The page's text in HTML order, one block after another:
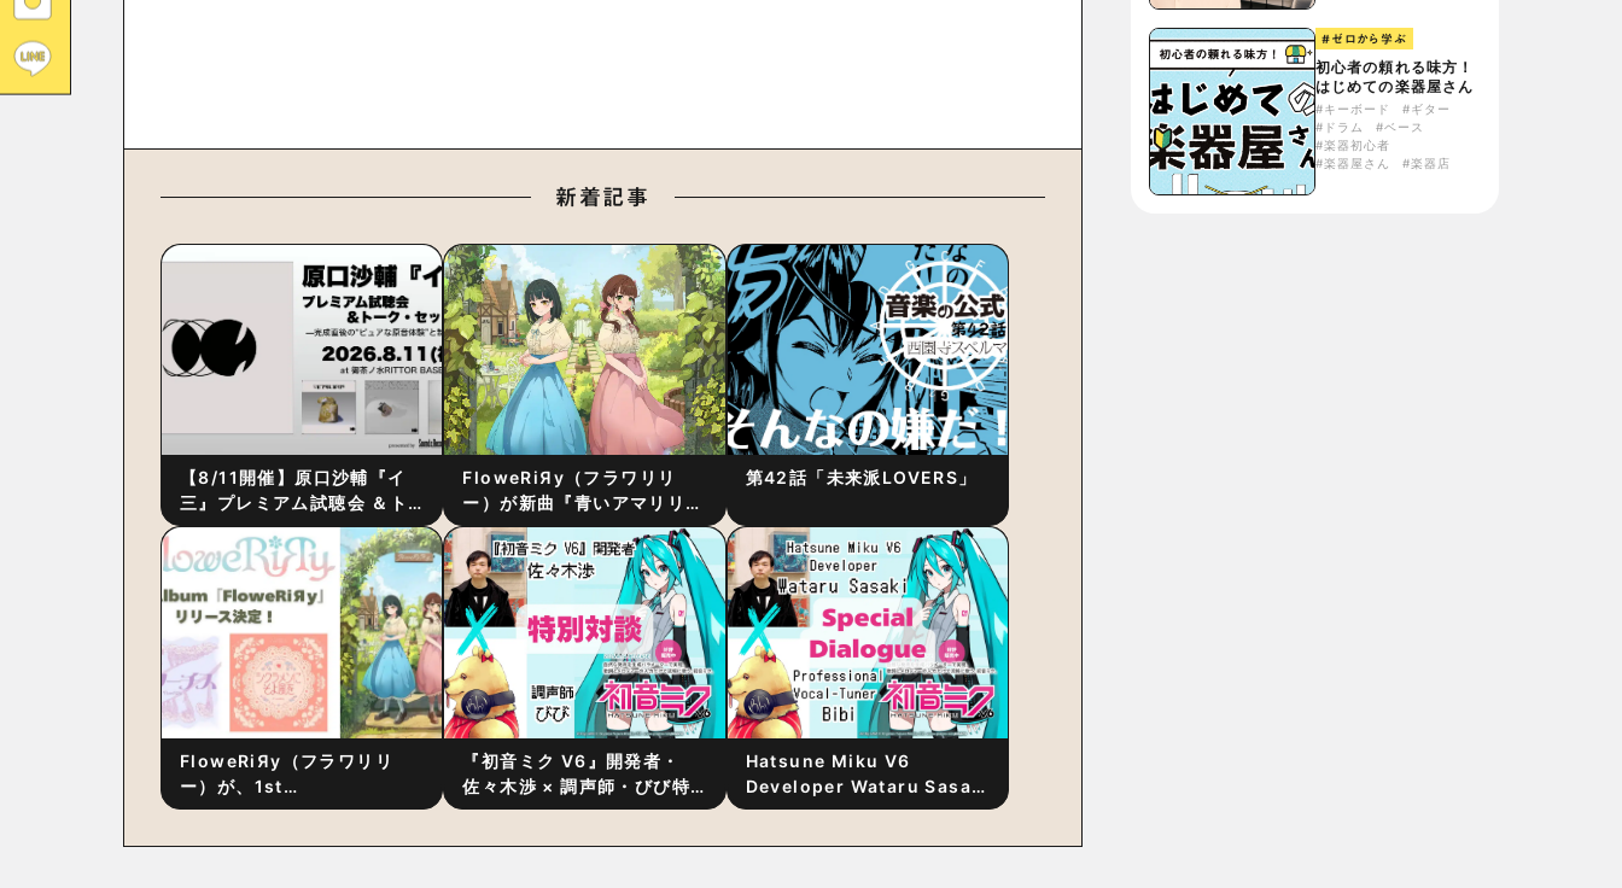
新着記事
【8/11開催】原口沙輔『イ
三』プレミアム試聴会 ＆ト
ーク・セッション 〜完成直
後の“ピュアな原音体験”と制
作秘話
FloweRiЯy（フラワリリ
ー）が新曲『青いアマリリ
ス』をリリース！1stアルバ
ム詳細も発表
第42話「未来派LOVERS」
FloweRiЯy（フラワリリ
ー）が、1st
Album『FloweRiЯy』を9
『初音ミク V6』開発者・
佐々木渉 × 調声師・びび特
別対談 〜豊かな歌声表現の
Hatsune Miku V6
Developer Wataru Sasaki
× Professional Vocal-
#ゼロから学ぶ
初心者の頼れる味方！
はじめての楽器屋さん
#キーボード
#ギター
#ドラム
#ベース
#楽器初心者
#楽器屋さん
#楽器店